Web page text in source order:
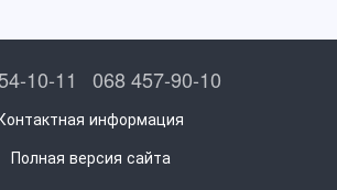
10-11 068 457-90-10
информация
Полная версия сайта